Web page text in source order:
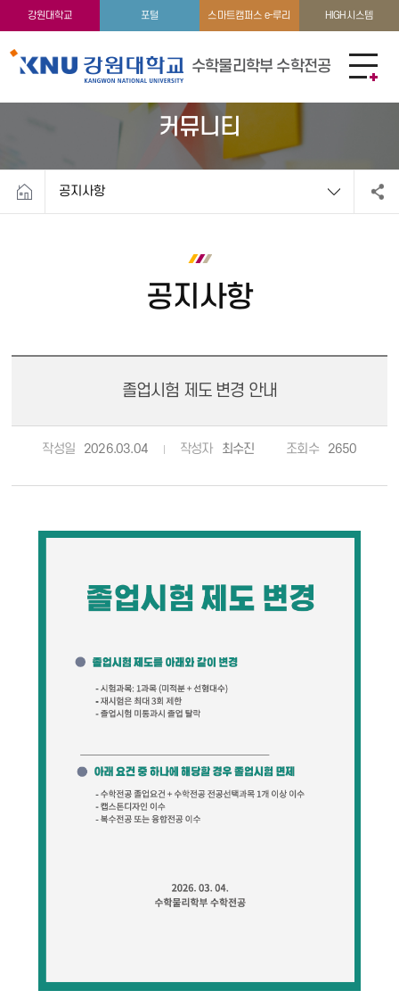
강원대학교 포털 스마트캠퍼스 e-루리 HIGH시스템
수학물리학부 수학전공
학생활동 이용안내
커뮤니티
공지사항
공지사항
졸업시험 제도 변경 안내
작성일 2026.03.04 작성자 최수진 조회수 2650